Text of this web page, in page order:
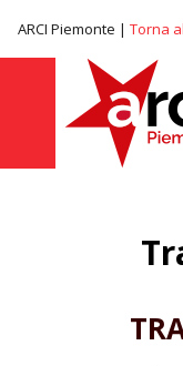
ARCI Piemonte | Torna